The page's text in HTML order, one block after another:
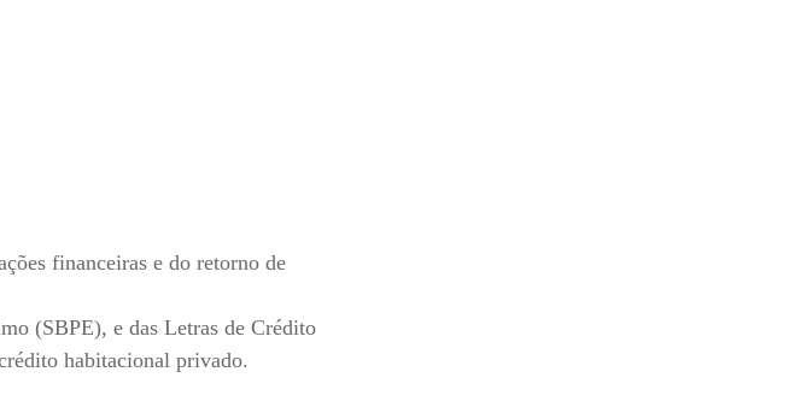
financeiras e do retorno de
(SBPE), e das Letras de Crédito
habitacional privado.